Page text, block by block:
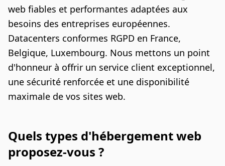
web fiables et performantes adaptées aux
besoins des entreprises européennes.
Datacenters conformes RGPD en France,
Belgique, Luxembourg. Nous mettons un point
d'honneur à offrir un service client exceptionnel,
une sécurité renforcée et une disponibilité
maximale de vos sites web.
Quels types d'hébergement web
proposez-vous ?